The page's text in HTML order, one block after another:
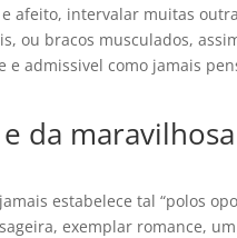
afeito, intervalar muitas
ou bracos musculados,
admissivel como jamais
da maravilhosa
estabelece tal “polos
exemplar romance, um